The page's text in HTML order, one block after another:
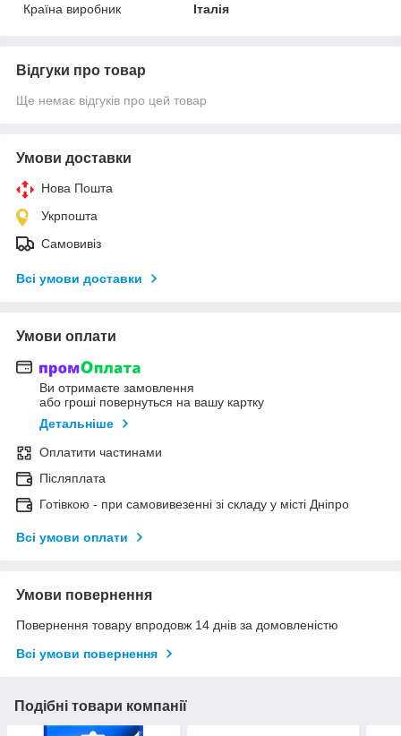
Країна виробник
Італія
Відгуки про товар
Ще немає відгуків про цей товар
Умови доставки
Нова Пошта
Укрпошта
Самовивіз
Всі умови доставки
Умови оплати
Ви отримаєте замовлення
або гроші повернуться на вашу картку
Детальніше
Оплатити частинами
Післяплата
Готівкою - при самовивезенні зі складу у місті Дніпро
Всі умови оплати
Умови повернення
Повернення товару впродовж 14 днів за домовленістю
Всі умови повернення
Подібні товари компанії